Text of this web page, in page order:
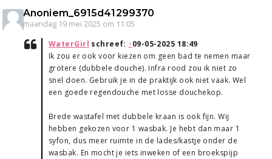
Anoniem_6915d41299370
maandag 19 mei 2025 om 11:05
WaterGirl schreef: ↑09-05-2025 18:49
Ik zou er ook voor kiezen om geen bad te nemen maar
grotere (dubbele douche). Infra rood zou ik niet zo
snel doen. Gebruik je in de praktijk ook niet vaak. Wel
een goede regendouche met losse douchekop.
Brede wastafel met dubbele kraan is ook fijn. Wij
hebben gekozen voor 1 wasbak. Je hebt dan maar 1
syfon, dus meer ruimte in de lades/kastje onder de
wasbak. En mocht je iets inweken of een broekspijp